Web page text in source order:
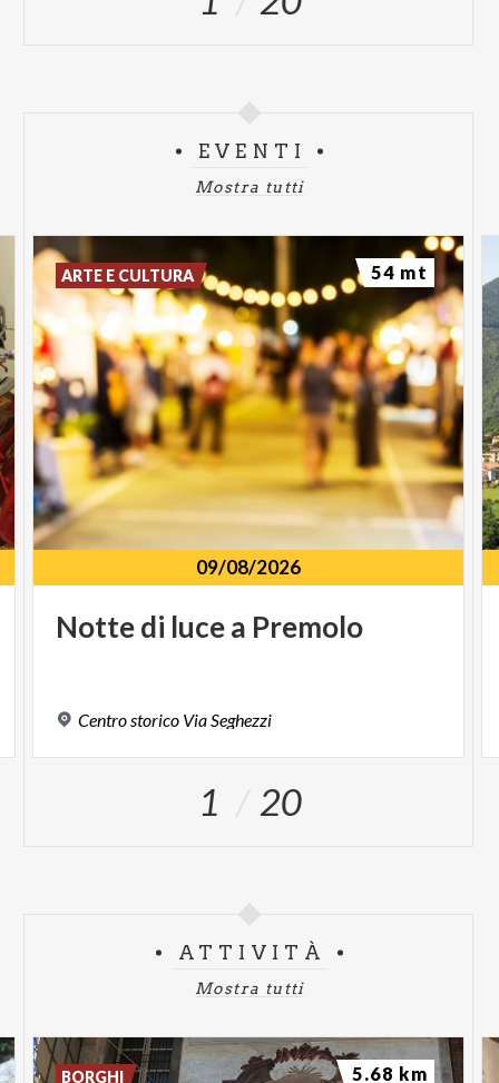
EVENTI
Mostra tutti
09/08/2026
Nottedi lucea Premolo
Centro storico Via Seghezzi
ARTE E CULTURA 54 mt
1 20
ATTIVITÀ
Mostra tutti
BORGHI 5.68 km